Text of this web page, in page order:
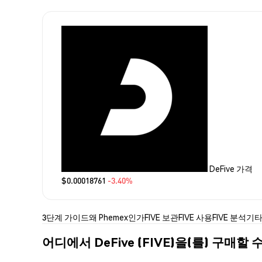
DeFive 가격
$0.00018761 -3.40%
3단계 가이드왜 Phemex인가FIVE 보관FIVE 사용FIVE 분석기
어디에서 DeFive (FIVE)을(를) 구매할